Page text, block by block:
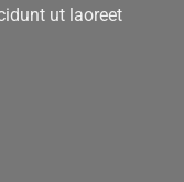
ut laoreet